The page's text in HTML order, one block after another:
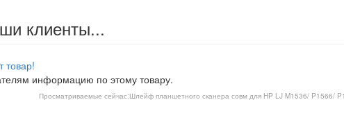
клиенты...
товар!
информацию по этому товару.
Просматриваемые сейчас:Шлейф планшетного сканера совм для HP LJ M1536/ P1566/